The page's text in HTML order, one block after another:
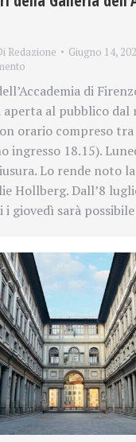
Redazione
Giugno 14,
di
aperta al pubblico dal
orario compreso tra
ingresso 18.15).
Lo rende noto
Hollberg. Dall’8
giovedì sarà